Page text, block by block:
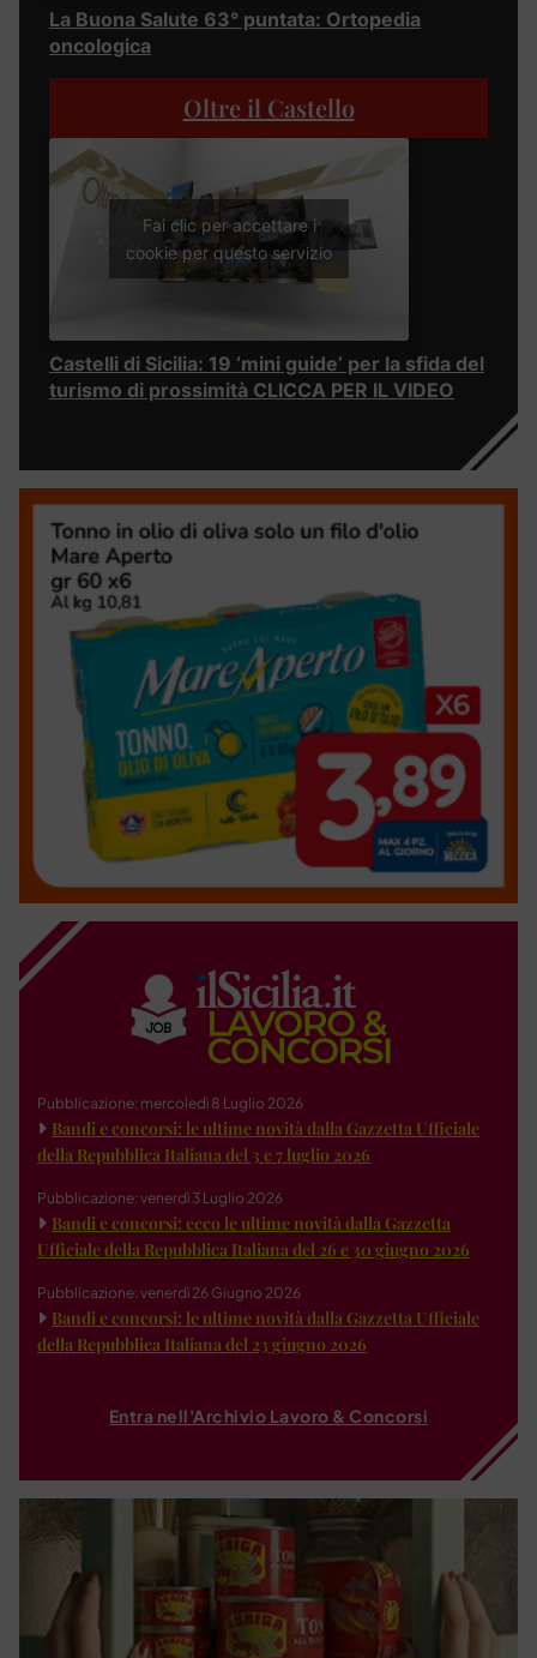
La Buona Salute 63° puntata: Ortopedia
oncologica
Oltre il Castello
Fai clic per accettare i
cookie per questo servizio
Castelli di Sicilia: 19 ‘mini guide’ per la sfida del
turismo di prossimità CLICCA PER IL VIDEO
Pubblicazione: mercoledì 8 Luglio 2026
Bandi e concorsi: le ultime novità dalla Gazzetta Ufficiale
della Repubblica Italiana del 3 e 7 luglio 2026
Pubblicazione: venerdì 3 Luglio 2026
Bandi e concorsi: ecco le ultime novità dalla Gazzetta
Ufficiale della Repubblica Italiana del 26 e 30 giugno 2026
Pubblicazione: venerdì 26 Giugno 2026
Bandi e concorsi: le ultime novità dalla Gazzetta Ufficiale
della Repubblica Italiana del 23 giugno 2026
Entra nell'Archivio Lavoro & Concorsi